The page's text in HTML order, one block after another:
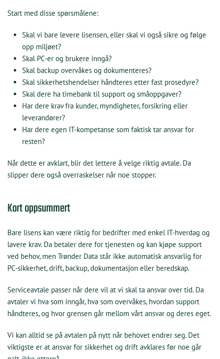
Start med disse spørsmålene:
Skal vi bare levere lisensen, eller skal vi også sikre og følge
opp miljøet?
Skal PC-er og brukere inngå?
Skal backup overvåkes og dokumenteres?
Skal sikkerhetshendelser håndteres etter fast prosedyre?
Skal dere ha timebank til support og småoppgaver?
Har dere krav fra kunder, myndigheter, forsikring eller
leverandører?
Har dere egen IT-kompetanse som faktisk tar ansvar for
resten?
Når dette er avklart, blir det lettere å velge riktig avtale. Da
slipper dere også overraskelser når noe stopper.
Kort oppsummert
Bare lisens kan være riktig for bedrifter med enkel IT-hverdag og
lavere krav. Da betaler dere for tjenesten og kan kjøpe support
ved behov, men Trønder Data står ikke automatisk ansvarlig for
PC-sikkerhet, drift, backup, dokumentasjon eller beredskap.
Serviceavtale passer når dere vil at vi skal ta ansvar over tid. Da
avtaler vi hva som inngår, hva som overvåkes, hvordan support
håndteres, og hvor grensen går mellom vårt ansvar og deres eget.
Vi kan alltid se på avtalen på nytt når behovet endrer seg. Det
viktigste er at ansvar for sikkerhet og drift avklares før noe går